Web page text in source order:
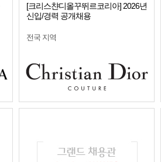
[크리스챤디올꾸뛰르코리아] 2026년
신입/경력 공개채용
전국 지역